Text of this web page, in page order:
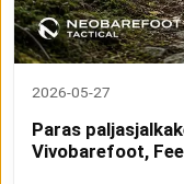
2026-05-27
Paras
Vivobarefoot,